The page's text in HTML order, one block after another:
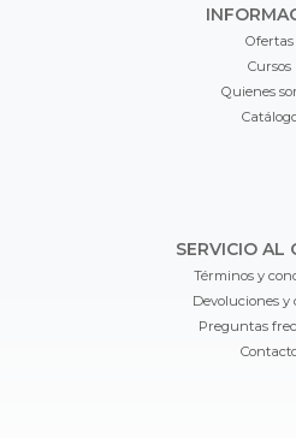
Ofertas
Cursos
Quienes
SERVICIO AL
Términos y
Devoluciones y
Preguntas